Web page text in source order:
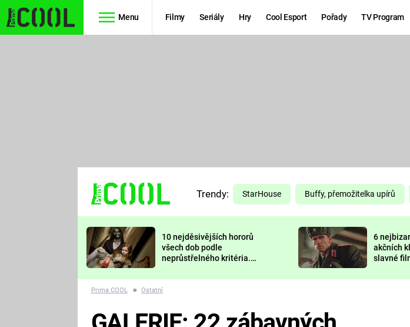
Menu Filmy Seriály Hry Cool Esport Pořady TV Program
TŘESKU
FUTURAMA
PREDÁTOR
DELIVERANCE
Trendy: StarHouse Buffy, přemožitelka upírů
10 nejděsivějších hororů
všech dob podle
neprůstřelného kritéria.
nejvíc zvednou tep?
6
akčních
slavné
Prima COOL ■ Ostatní